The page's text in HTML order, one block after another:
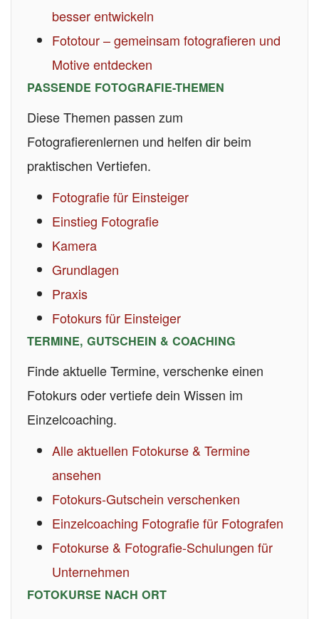
besser entwickeln
Fototour – gemeinsam fotografieren und
Motive entdecken
PASSENDE FOTOGRAFIE-THEMEN
Diese Themen passen zum
Fotografierenlernen und helfen dir beim
praktischen Vertiefen.
Fotografie für Einsteiger
Einstieg Fotografie
Kamera
Grundlagen
Praxis
Fotokurs für Einsteiger
TERMINE, GUTSCHEIN & COACHING
Finde aktuelle Termine, verschenke einen
Fotokurs oder vertiefe dein Wissen im
Einzelcoaching.
Alle aktuellen Fotokurse & Termine
ansehen
Fotokurs-Gutschein verschenken
Einzelcoaching Fotografie für Fotografen
Fotokurse & Fotografie-Schulungen für
Unternehmen
FOTOKURSE NACH ORT